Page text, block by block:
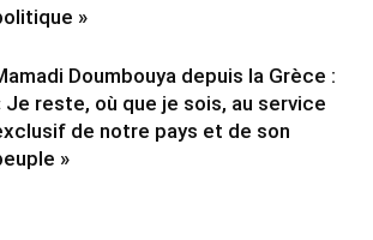
»
Doumbouya depuis la Grèce :
Je reste, où que je sois, au service
de notre pays et de son
»